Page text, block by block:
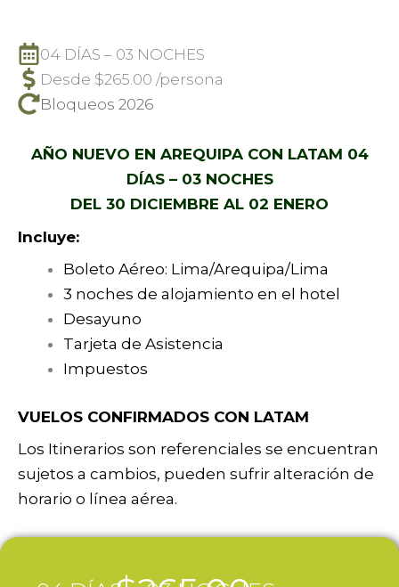
04 DÍAS – 03 NOCHES
Desde $265.00 /persona
Bloqueos 2026
AÑO NUEVO EN AREQUIPA CON LATAM 04
DÍAS – 03 NOCHES
DEL 30 DICIEMBRE AL 02 ENERO
Incluye:
Boleto Aéreo: Lima/Arequipa/Lima
3 noches de alojamiento en el hotel
Desayuno
Tarjeta de Asistencia
Impuestos
VUELOS CONFIRMADOS CON LATAM
Los Itinerarios son referenciales se encuentran
sujetos a cambios, pueden sufrir alteración de
horario o línea aérea.